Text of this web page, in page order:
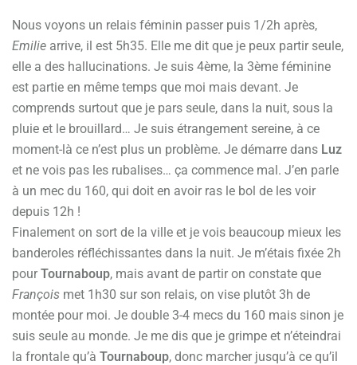
Nous voyons un relais féminin passer puis 1/2h après,
Emilie arrive, il est 5h35. Elle me dit que je peux partir seule,
elle a des hallucinations. Je suis 4ème, la 3ème féminine
est partie en même temps que moi mais devant. Je
comprends surtout que je pars seule, dans la nuit, sous la
pluie et le brouillard… Je suis étrangement sereine, à ce
moment-là ce n’est plus un problème. Je démarre dans Luz
et ne vois pas les rubalises… ça commence mal. J’en parle
à un mec du 160, qui doit en avoir ras le bol de les voir
depuis 12h !
Finalement on sort de la ville et je vois beaucoup mieux les
banderoles réfléchissantes dans la nuit. Je m’étais fixée 2h
pourTournaboup, mais avant de partir on constate que
François met 1h30 sur son relais, on vise plutôt 3h de
montée pour moi. Je double 3-4 mecs du 160 mais sinon je
suis seule au monde. Je me dis que je grimpe et n’éteindrai
la frontale qu’à Tournaboup, donc marcher jusqu’à ce qu’il